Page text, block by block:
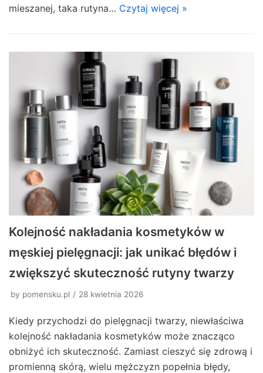
mieszanej, taka rutyna… Czytaj więcej »
Kolejność nakładania kosmetyków w
męskiej pielęgnacji: jak unikać błędów i
zwiększyć skuteczność rutyny twarzy
by pomensku.pl 28 kwietnia 2026
Kiedy przychodzi do pielęgnacji twarzy, niewłaściwa
kolejność nakładania kosmetyków może znacząco
obniżyć ich skuteczność. Zamiast cieszyć się zdrową i
promienną skórą, wielu mężczyzn popełnia błędy,